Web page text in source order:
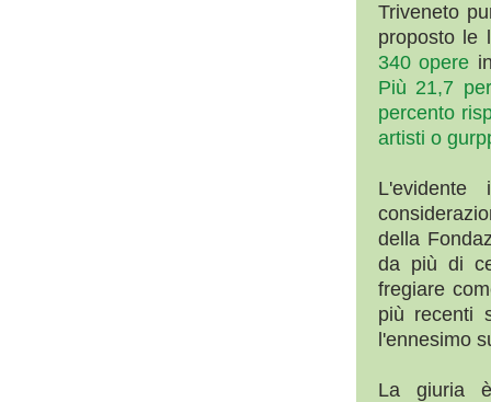
Triveneto
proposto le
340 opere
Più 21,7
percento
artisti o
della
da più di
fregiare
più recenti
l'ennesimo
La giuria